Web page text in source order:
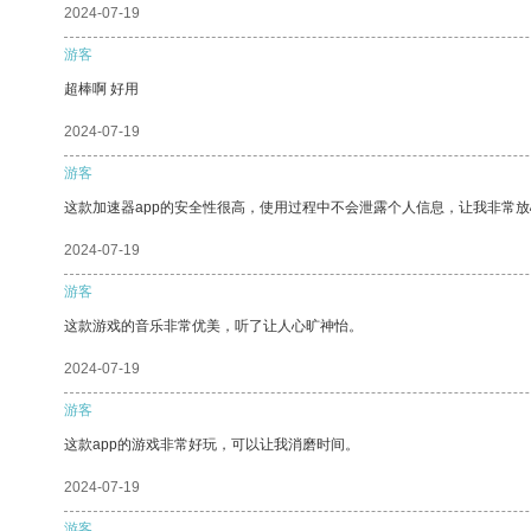
2024-07-19
游客
超棒啊 好用
2024-07-19
游客
这款加速器app的安全性很高，使用过程中不会泄露个人信息，让我非常
2024-07-19
游客
这款游戏的音乐非常优美，听了让人心旷神怡。
2024-07-19
游客
这款app的游戏非常好玩，可以让我消磨时间。
2024-07-19